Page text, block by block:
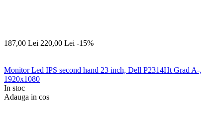
187,00 Lei 220,00 Lei -15%
Monitor Led IPS second hand 23 inch, Dell P2314Ht Grad A-,
1920x1080
In stoc
Adauga in cos